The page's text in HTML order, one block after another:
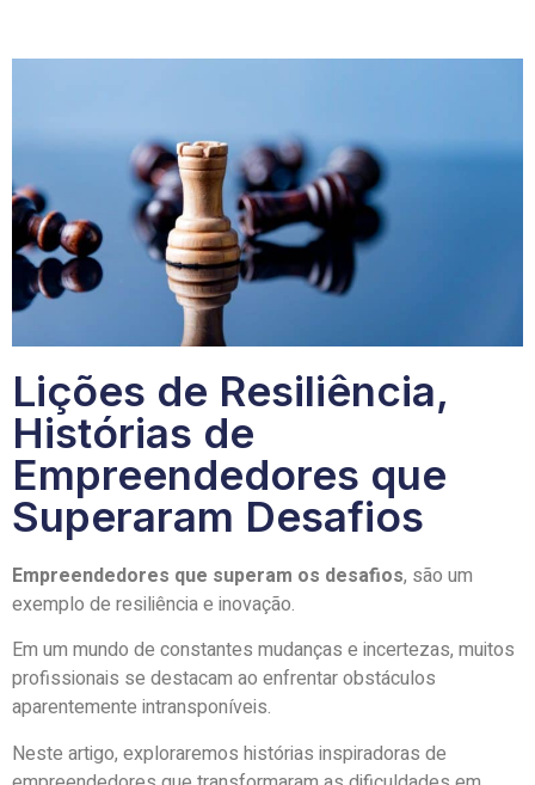
Lições de Resiliência,
Histórias de
Empreendedores que
Superaram Desafios
Empreendedores que superam os desafios, são um
exemplo de resiliência e inovação.
Em um mundo de constantes mudanças e incertezas, muitos
profissionais se destacam ao enfrentar obstáculos
aparentemente intransponíveis.
Neste artigo, exploraremos histórias inspiradoras de